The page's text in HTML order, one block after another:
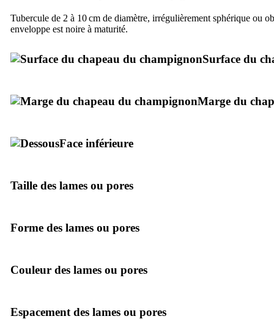
Tubercule de 2 à 10 cm de diamètre, irrégulièrement sphérique ou
enveloppe est noire à maturité.
Surface du
Marge du
Face inférieure
Taille des lames ou pores
Forme des lames ou pores
Couleur des lames ou pores
Espacement des lames ou pores